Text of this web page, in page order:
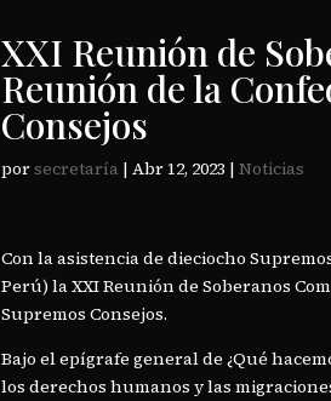
XXI Reunión de
Reunión de la
Consejos
porsecretaría |Abr 12, 2023 |Noticias
Con la asistencia de dieciocho
Perú) la XXI Reunión de Soberanos
Supremos Consejos.
Bajo el epígrafe general de ¿Qué
los derechos humanos y las